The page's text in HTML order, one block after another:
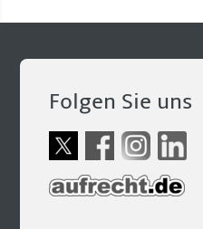
Folgen Sie uns